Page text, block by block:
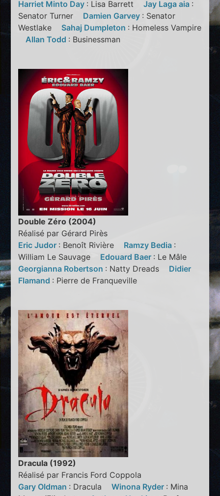
Harriet Minto Day : Lisa BarrettJay Laga aia :
Senator Turner Damien Garvey : Senator
Westlake Sahaj Dumpleton : Homeless Vampire
Allan Todd : Businessman
Double Zéro (2004)
Réalisé par Gérard Pirès
Eric Judor : Benoît Rivière Ramzy Bedia :
William Le Sauvage Edouard Baer : Le Mâle
Georgianna Robertson : Natty Dreads Didier
Flamand : Pierre de Franqueville
Dracula (1992)
Réalisé par Francis Ford Coppola
Gary Oldman : DraculaWinona Ryder : Mina